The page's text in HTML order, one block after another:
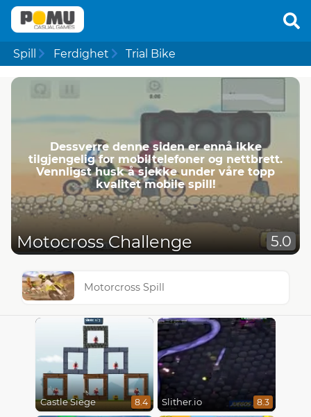
Spill Ferdighet Trial Bike
Dessverre denne siden er ennå ikke
tilgjengelig for mobiltelefoner og nettbrett.
Vennligst husk å sjekke under våre topp
kvalitet mobile spill!
Motocross Challenge 5.0
Motorcross Spill
Castle Siege 8.4 Slither.io 8.3